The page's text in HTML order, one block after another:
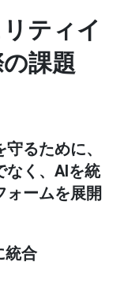
ティイ
課題
るために、
なく、AIを統
ォームを展開
統合